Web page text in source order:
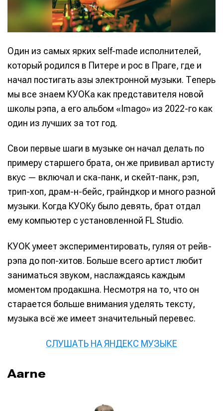
Исполнение
Продакшн
Оборудование
Софт
Исполнение
Продакшн
Оборудование
Софт
Один из самых ярких self-made исполнителей,
который родился в Питере и рос в Праге, где и
начал постигать азы электронной музыки. Теперь
мы все знаем КУОКа как представителя новой
школы рэпа, а его альбом «Imago» из 2022-го как
один из лучших за тот год.
Свои первые шаги в музыке он начал делать по
примеру старшего брата, он же прививал артисту
вкус — включал и ска-панк, и скейт-панк, рэп,
трип-хоп, драм-н-бейс, грайндкор и много разной
музыки. Когда КУОКу было девять, брат отдал
ему компьютер с установленной FL Studio.
КУОК умеет экспериментировать, гуляя от рейв-
рэпа до поп-хитов. Больше всего артист любит
заниматься звуком, наслаждаясь каждым
моментом продакшна. Несмотря на то, что он
старается больше внимания уделять тексту,
музыка всё же имеет значительный перевес.
СЛУШАТЬ НА ЯНДЕКС МУЗЫКЕ
Aarne